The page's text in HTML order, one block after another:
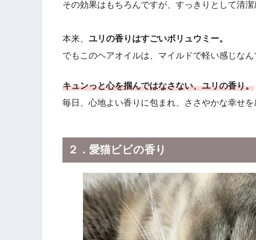
その効果はもちろんですが、すっきりとして清
本来、 ユリの香りはすごいボリュウミー。
でもこのヘアオイルは、マイルドで軽い感じなん
キュンっと心を掴んではなさない、ユリの香り。
毎日、心地よい香りに包まれ、ささやかな幸せを
２．愛猫ビビの香り